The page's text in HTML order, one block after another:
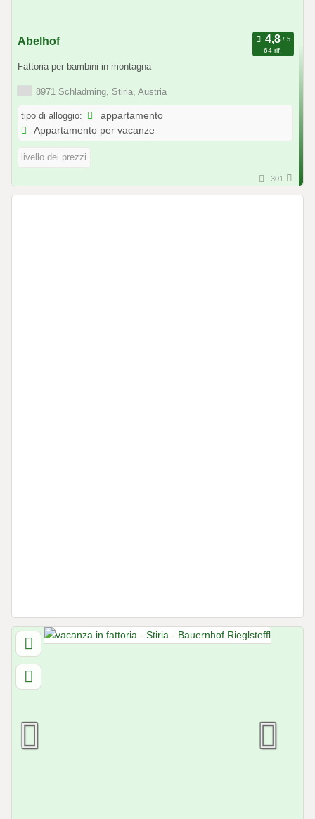
Abelhof
64 rif.
Fattoria per bambini in montagna
8971 Schladming, Stiria, Austria
tipo di alloggio:
appartamento
Appartamento per vacanze
livello dei prezzi
301